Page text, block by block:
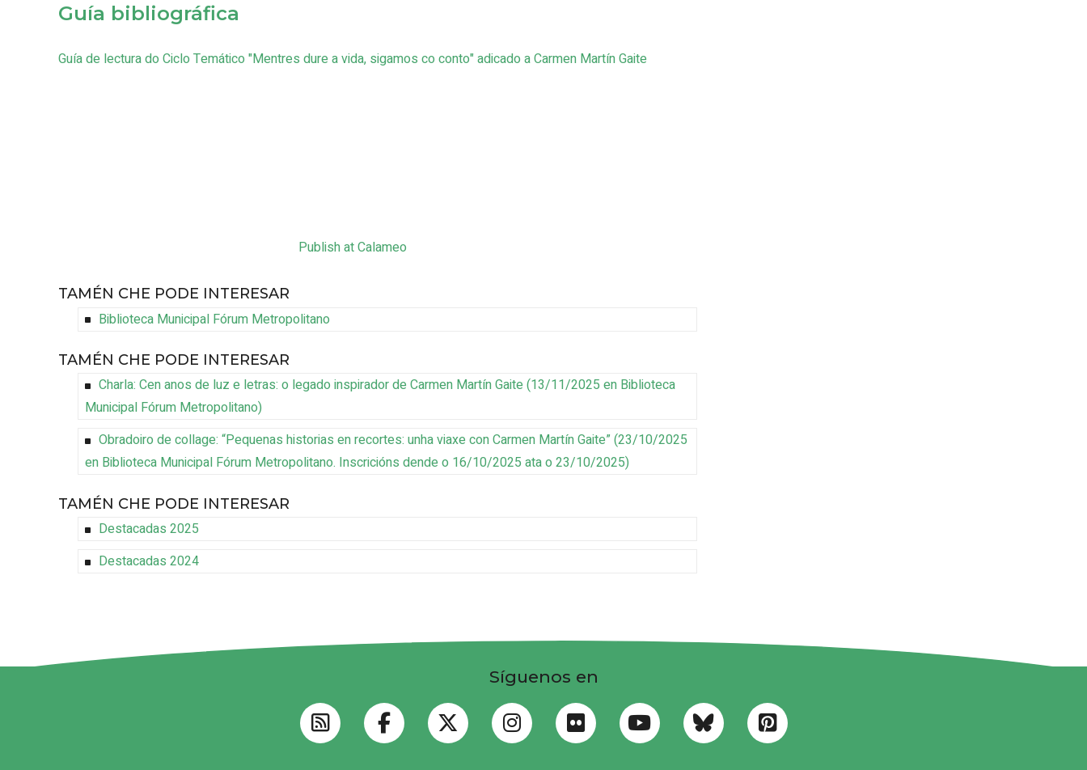
Guía bibliográfica
Guía de lectura do Ciclo Temático "Mentres dure a vida, sigamos co conto" adicado a Carmen Martín Gaite
Publish at Calameo
TAMÉN CHE PODE INTERESAR
Biblioteca Municipal Fórum Metropolitano
TAMÉN CHE PODE INTERESAR
Charla: Cen anos de luz e letras: o legado inspirador de Carmen Martín Gaite(13/11/2025 en Biblioteca
Municipal Fórum Metropolitano)
Obradoiro de collage: “Pequenas historias en recortes: unha viaxe con Carmen Martín Gaite”(23/10/2025
en Biblioteca Municipal Fórum Metropolitano. Inscricións dende o 16/10/2025 ata o 23/10/2025)
TAMÉN CHE PODE INTERESAR
Destacadas 2025
Destacadas 2024
Síguenos en